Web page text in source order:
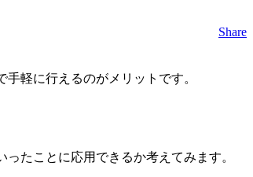
Share
軽に行えるのがメリットです。
たことに応用できるか考えてみます。